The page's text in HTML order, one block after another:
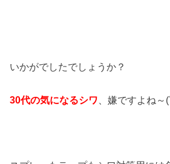
いかがでしたでしょうか？
30代の気になるシワ 、嫌ですよね